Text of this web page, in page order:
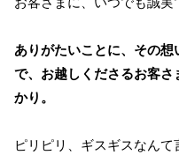
ありがたいことに、その
で、お越しくださるお客
かり。
ピリピリ、ギスギスなん